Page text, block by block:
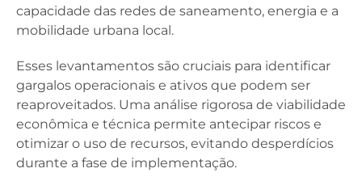
capacidade das redes de saneamento, energia e a
mobilidade urbana local.
Esses levantamentos são cruciais para identificar
gargalos operacionais e ativos que podem ser
reaproveitados. Uma análise rigorosa de viabilidade
econômica e técnica permite antecipar riscos e
otimizar o uso de recursos, evitando desperdícios
durante a fase de implementação.